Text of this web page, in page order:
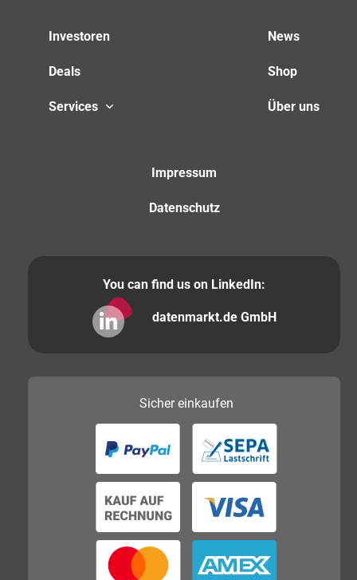
Investoren
Deals
Services
News
Shop
Über uns
Impressum
Datenschutz
You can find us on LinkedIn:
datenmarkt.de GmbH
Sichereinkaufen